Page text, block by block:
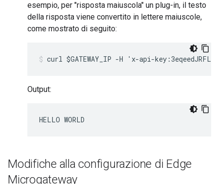
esempio, per "risposta maiuscola" un plug-in, il testo
della risposta viene convertito in lettere maiuscole,
come mostrato di seguito:
curl $GATEWAY_IP -H 'x-api-
Output:
Modifiche alla configurazione di Edge
Microgateway